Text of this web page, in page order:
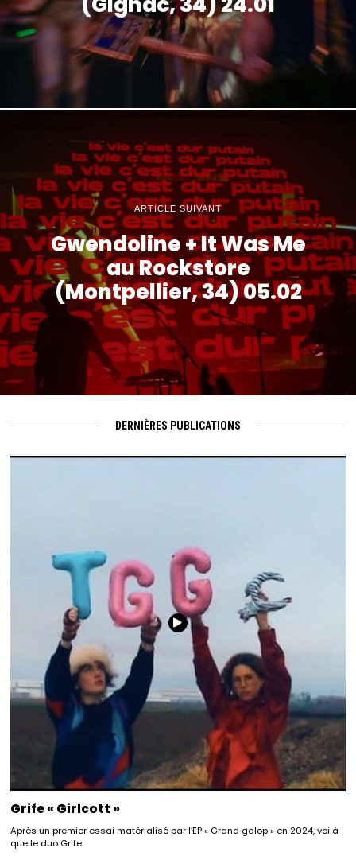
ARTICLE SUIVANT
Gwendoline + It Was Me
au Rockstore
(Montpellier, 34) 05.02
DERNIÈRES PUBLICATIONS
Grife « Girlcott »
Après un premier essai matérialisé par l’EP « Grand galop » en 2024, voilà
que le duo Grife